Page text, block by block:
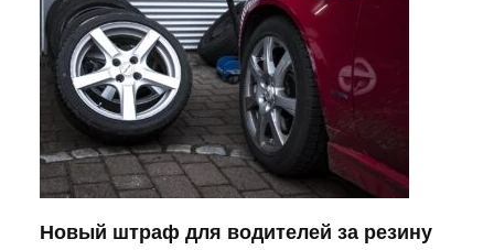
Новый штраф для водителей за резину